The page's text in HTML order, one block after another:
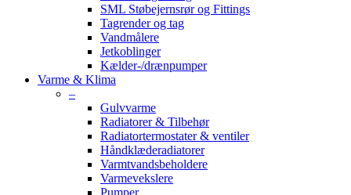
SML Støbejernsrør og Fittings
Tagrender og tag
Vandmålere
Jetkoblinger
Kælder-/drænpumper
Varme & Klima
–
Gulvvarme
Radiatorer & Tilbehør
Radiatortermostater & ventiler
Håndklæderadiatorer
Varmtvandsbeholdere
Varmevekslere
Pumper